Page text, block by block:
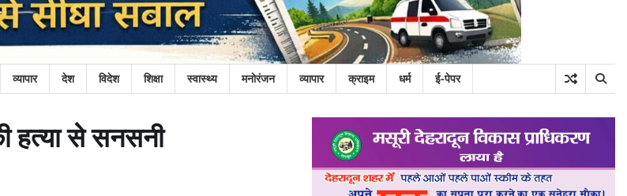
व्यापार देश विदेश शिक्षा स्वास्थ्य मनोरंजन व्यापार क्राइम धर्म ई-पेपर
हत्या से सनसनी